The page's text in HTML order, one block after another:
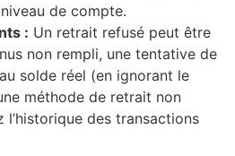
de compte.
: Un retrait refusé peut être
non rempli, une tentative de
solde réel (en ignorant le
méthode de retrait non
l’historique des transactions